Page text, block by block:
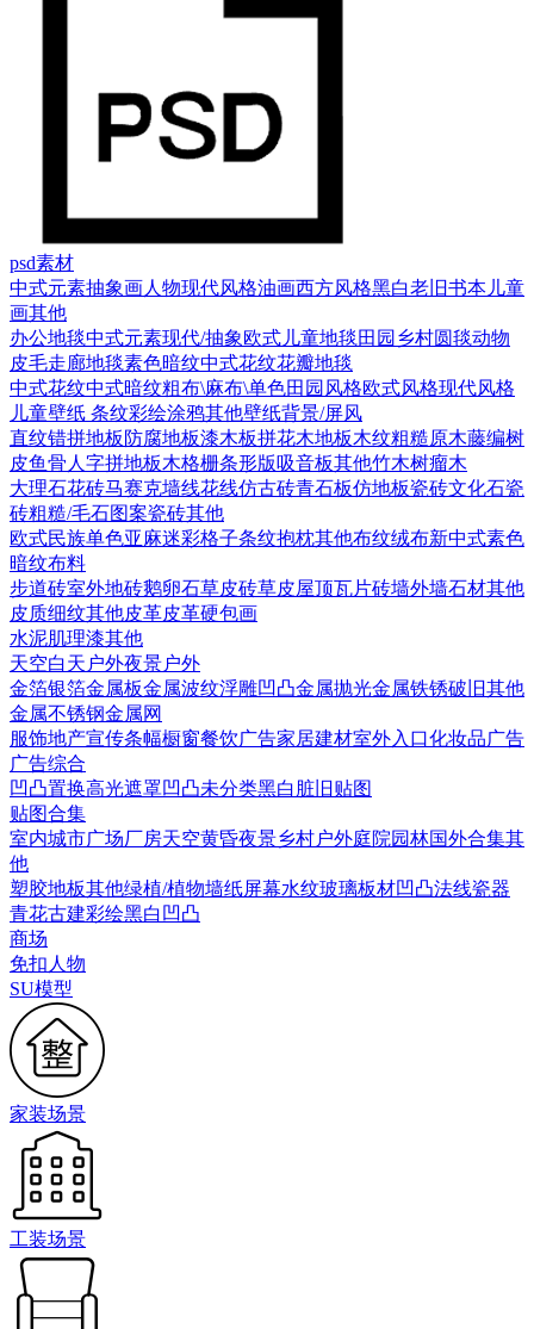
psd素材
中式元素抽象画人物现代风格油画西方风格黑白老旧书本 儿童
画其他
办公地毯中式元素现代/抽象欧式 儿童地毯 田园乡村圆毯动物
皮毛走廊地毯素色暗纹中式花纹花瓣地毯
中式花纹中式暗纹粗布\麻布\单色田园风格欧式风格现代风格
儿童壁纸 条纹彩绘涂鸦其他壁纸背景/屏风
直纹错拼地板 防腐地板漆木板拼花木地板木纹粗糙原木藤编树
皮鱼骨人字拼地板木格栅条形版吸音板其他竹木树瘤木
大理石花砖马赛克墙线花线仿古砖青石板仿地板瓷砖文化石瓷
砖粗糙/毛石图案瓷砖其他
欧式民族单色亚麻迷彩格子条纹抱枕其他布纹绒布新中式素色
暗纹布料
步道砖室外地砖鹅卵石草皮砖草皮屋顶瓦片砖墙外墙石材其他
皮质细纹其他皮革皮革硬包画
水泥肌理漆其他
天空白天户外夜景户外
金箔银箔金属板金属波纹浮雕凹凸金属抛光金属铁锈破旧其他
金属不锈钢金属网
服饰地产宣传条幅橱窗餐饮广告家居建材室外入口化妆品广告
广告综合
凹凸置换高光遮罩凹凸未分类黑白脏旧贴图
贴图合集
室内城市广场厂房天空黄昏夜景乡村户外庭院园林国外合集其
他
塑胶地板其他绿植/植物墙纸屏幕水纹玻璃板材凹凸法线瓷器
青花古建彩绘黑白凹凸
商场
免扣人物
SU模型
家装场景
工装场景